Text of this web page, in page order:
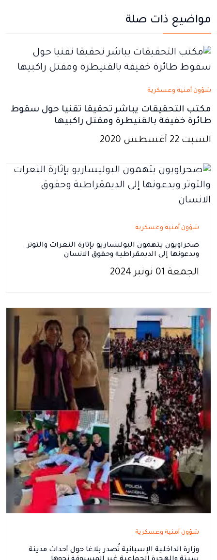
في
جديدة
في
جديدة جديدة جديدة
مواضيع ذات صلة
شؤون أمنية وعسكرية
مكتب التحقيقات يباشر تحقيقا تقنيا حول سقوط
طائرة خفيفة بالقنيطرة ومقتل راكبيها
السبت 22 أغسطس 2020
شؤون أمنية وعسكرية
صحراويون يتهمون البوليساريو بإثارة النعرات والتوتر
ويدعونها إلى الديمقراطية وحقوق الانسان
الجمعة 01 نونبر 2024
شؤون أمنية وعسكرية
وزارة الداخلية الإسبانية تُصدر بلاغا حول أحداث مدينة